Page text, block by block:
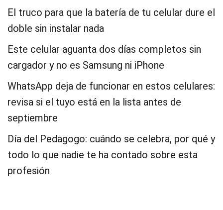
El truco para que la batería de tu celular dure el
doble sin instalar nada
Este celular aguanta dos días completos sin
cargador y no es Samsung ni iPhone
WhatsApp deja de funcionar en estos celulares:
revisa si el tuyo está en la lista antes de
septiembre
Día del Pedagogo: cuándo se celebra, por qué y
todo lo que nadie te ha contado sobre esta
profesión